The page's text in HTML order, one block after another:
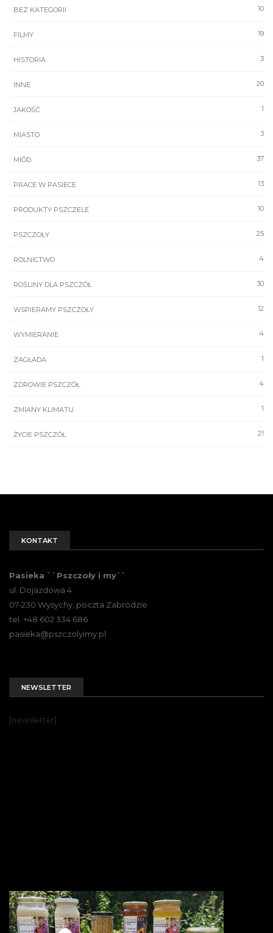
10
BEZ KATEGORII
19
FILMY
3
HISTORIA
20
INNE
1
JAKOŚĆ
3
MIASTO
37
MIÓD
13
PRACE W PASIECE
10
PRODUKTY PSZCZELE
25
PSZCZOŁY
4
ROLNICTWO
30
ROŚLINY DLA PSZCZÓŁ
12
WSPIERAMY PSZCZOŁY
4
WYMIERANIE
1
ZAGŁADA
4
ZDROWIE PSZCZÓŁ
1
ZMIANY KLIMATU
21
ŻYCIE PSZCZÓŁ
KONTAKT
Pasieka ``Pszczoły i my``
ul. Dojazdowa 4
07-230 Wysychy, poczta Zabrodzie
tel. +48 602 334 686
pasieka@pszczolyimy.pl
NEWSLETTER
[newsletter]